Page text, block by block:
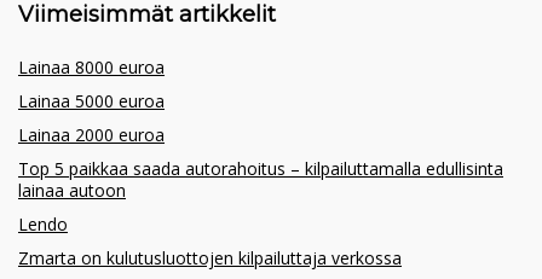
Viimeisimmät artikkelit
Lainaa 8000 euroa
Lainaa 5000 euroa
Lainaa 2000 euroa
Top 5 paikkaa saada autorahoitus – kilpailuttamalla edullisinta
lainaa autoon
Lendo
Zmarta on kulutusluottojen kilpailuttaja verkossa